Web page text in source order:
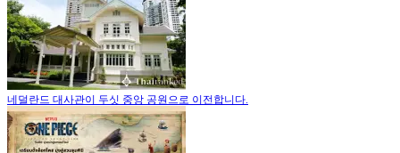
네덜란드 대사관이 두싯 중앙 공원으로 이전합니다.